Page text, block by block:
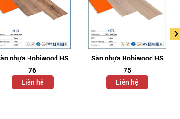
nhựa Hobiwood HS
76
Liên hệ
Sàn nhựa Hobiwood HS
75
Liên hệ